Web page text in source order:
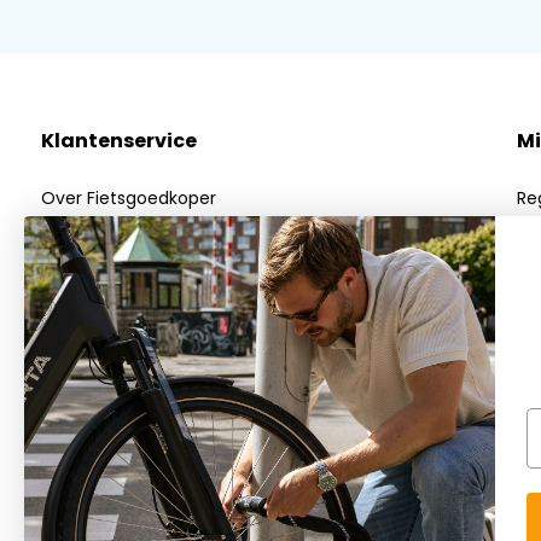
Klantenservice
Over Fietsgoedkoper
Algemene voorwaarden
Privacy Policy
Betaalmethoden
Verzenden & Retourneren
Klantenservice
FAQs
Blog